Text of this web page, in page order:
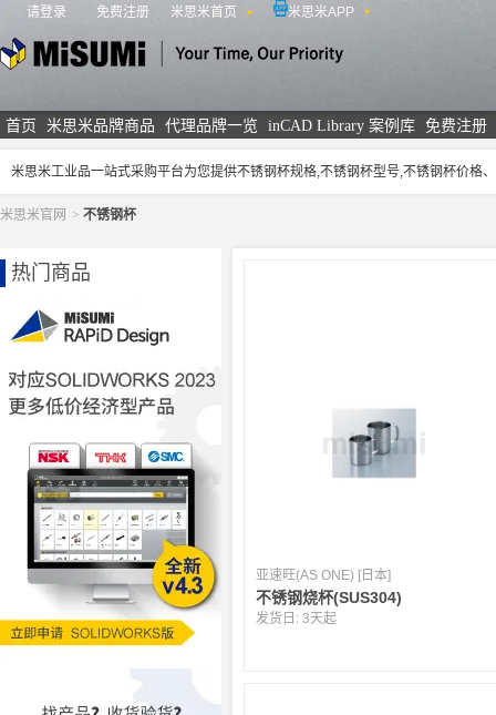
请登录 免费注册 米思米首页 米思米APP
首页 米思米品牌商品 代理品牌一览 inCAD Library 案例库 免费注册
米思米工业品一站式采购平台为您提供不锈钢杯规格,不锈钢杯型号,不锈钢杯价
米思米官网 > 不锈钢杯
热门商品
亚速旺(AS ONE) [日本]
不锈钢烧杯(SUS304)
发货日:3天起